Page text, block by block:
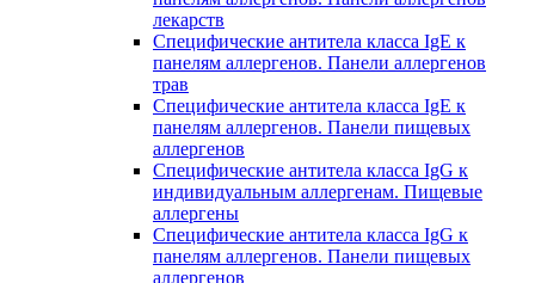
лекарств
Специфические антитела класса IgE к
панелям аллергенов. Панели аллергенов
трав
Специфические антитела класса IgE к
панелям аллергенов. Панели пищевых
аллергенов
Специфические антитела класса IgG к
индивидуальным аллергенам. Пищевые
аллергены
Специфические антитела класса IgG к
панелям аллергенов. Панели пищевых
аллергенов